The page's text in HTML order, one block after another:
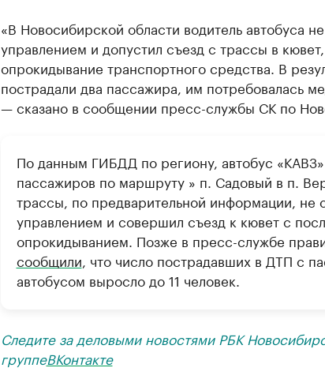
«В Новосибирской области водитель автобуса
управлением и допустил съезд с трассы в
опрокидывание транспортного средства. В
пострадали два пассажира, им потребовалась
— сказано в сообщении пресс-службы СК по
По данным ГИБДД по региону, автобус
пассажиров по маршруту » п. Садовый в п.
трассы, по предварительной информации, не
управлением и совершил съезд к кювет с
опрокидыванием. Позже в пресс-службе
сообщили , что число пострадавших в ДТП с
автобусом выросло до 11 человек.
Следите за деловыми новостями РБК
группеВКонтакте